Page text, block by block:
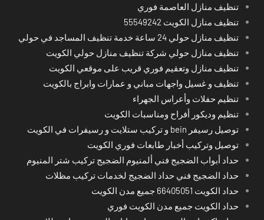
تنظيف منازل العاصمة فوري
تنظيف منازل الكويت 55549242
تنظيف منازل حولي 24 ساعة خدمة تنظيف المساجد في حولي
تنظيف منازل حولي شركة تنظيف منازل حولي الكويت
تنظيف منازل وتعقيم فوري قريب على موقعي الكويت
تنظيف و غسيل واجهات مباني و عمارات وابراج بالكويت
تنظيم حفلات وأعراس الجهراء
تنظيم وديكور أفراح ومناسبات الكويت
توصيل رسيفر bein و تركيب ستلايت و رسيفرات في الكويت
توصيل وتركيب أخبار طابعات فوري الكويت
حداد أبواب الضجيج فني ألمنيوم الضجيج تركيب شتر المنيوم
حداد الضجيج فني حداد الضجيج لخدمات تركيب مظلات
حداد الكويت 66405051 جميع مدن الكويت
حداد الكويت جميع مدن الكويت فوري